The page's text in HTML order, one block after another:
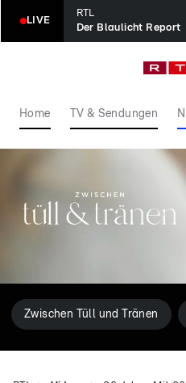
LIVE
RTL
Der Blaulicht Report
Home TV & Sendungen
Zwischen Tüll und Tränen